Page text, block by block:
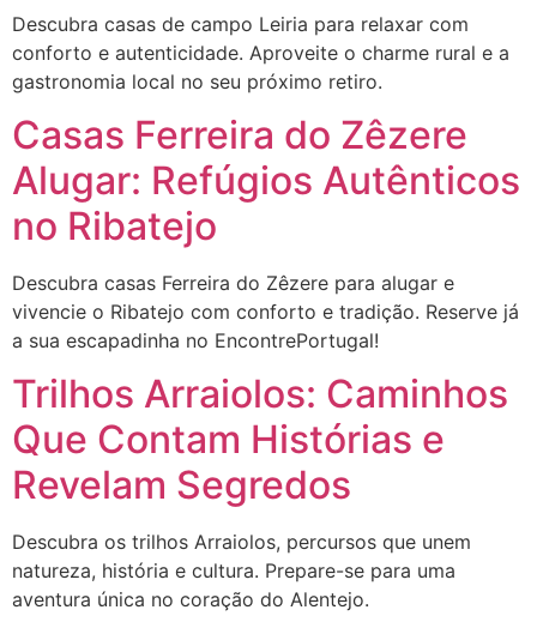
Descubra casas de campo Leiria para relaxar com
conforto e autenticidade. Aproveite o charme rural e a
gastronomia local no seu próximo retiro.
Casas Ferreira do Zêzere
Alugar: Refúgios Autênticos
no Ribatejo
Descubra casas Ferreira do Zêzere para alugar e
vivencie o Ribatejo com conforto e tradição. Reserve já
a sua escapadinha no EncontrePortugal!
Trilhos Arraiolos: Caminhos
Que Contam Histórias e
Revelam Segredos
Descubra os trilhos Arraiolos, percursos que unem
natureza, história e cultura. Prepare-se para uma
aventura única no coração do Alentejo.